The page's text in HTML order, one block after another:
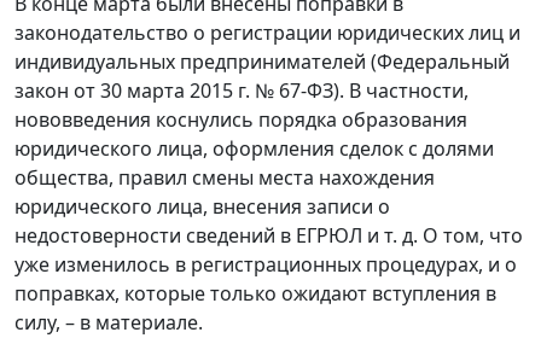
законодательство о регистрации юридических лиц и
индивидуальных предпринимателей (Федеральный
закон от 30 марта 2015 г. № 67-ФЗ). В частности,
нововведения коснулись порядка образования
юридического лица, оформления сделок с долями
общества, правил смены места нахождения
юридического лица, внесения записи о
недостоверности сведений в ЕГРЮЛ и т. д. О том, что
уже изменилось в регистрационных процедурах, и о
поправках, которые только ожидают вступления в
силу, – в материале.